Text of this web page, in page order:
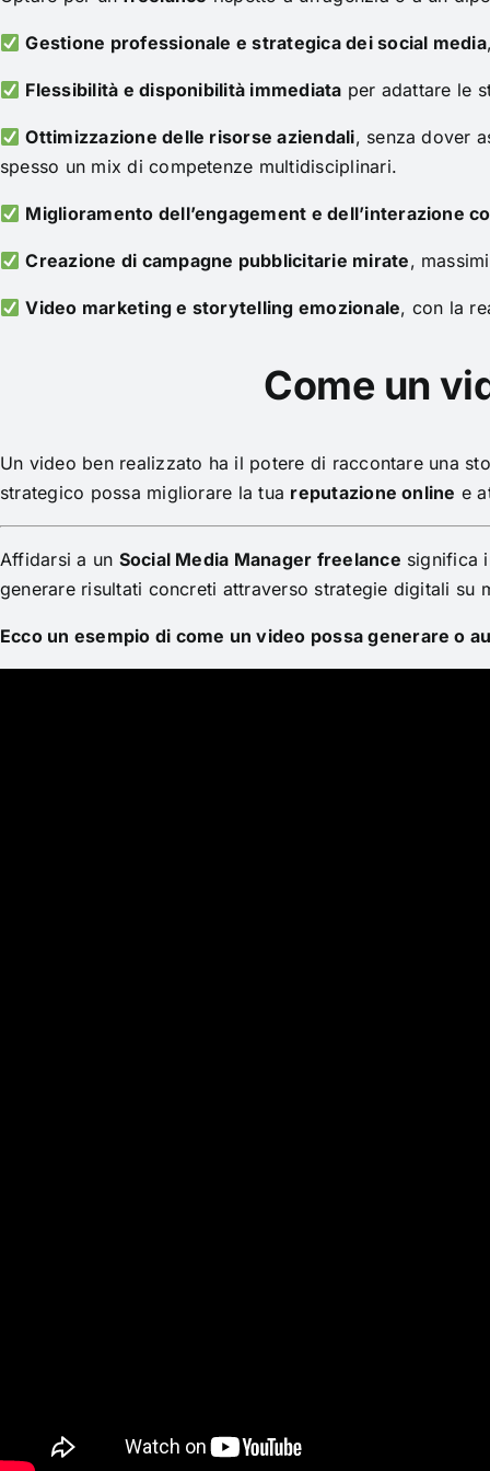
Gestione professionale e strategica dei social media
Flessibilità e disponibilità immediata per adattare le
Ottimizzazione delle risorse aziendali, senza dover
spesso un mix di competenze multidisciplinari.
Miglioramento dell’engagement e dell’interazione
Creazione di campagne pubblicitarie mirate,
Video marketing e storytelling emozionale, con la
Come un
Un video ben realizzato ha il potere di raccontare una
strategico possa migliorare la tua reputazione online e
Affidarsi a un Social Media Manager freelance significa
generare risultati concreti attraverso strategie digitali su
Ecco un esempio di come un video possa generare o